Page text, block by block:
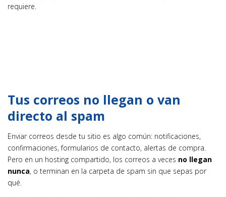
requiere.
Tus correos no llegan o van
directo al spam
Enviar correos desde tu sitio es algo común: notificaciones,
confirmaciones, formularios de contacto, alertas de compra.
Pero en un hosting compartido, los correos a veces no llegan
nunca, o terminan en la carpeta de spam sin que sepas por
qué.